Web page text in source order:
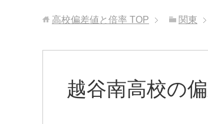
高校偏差値と倍率 TOP 関東
越谷南高校の